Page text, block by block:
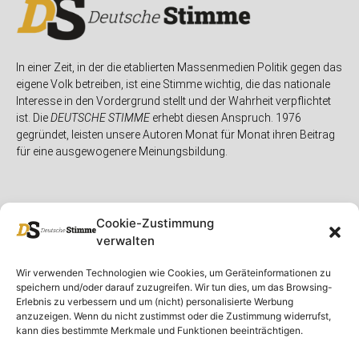
Cookie-Zustimmung
verwalten
Wir verwenden Technologien wie Cookies, um Geräteinformationen zu
speichern und/oder darauf zuzugreifen. Wir tun dies, um das Browsing-
Erlebnis zu verbessern und um (nicht) personalisierte Werbung
anzuzeigen. Wenn du nicht zustimmst oder die Zustimmung widerrufst,
kann dies bestimmte Merkmale und Funktionen beeinträchtigen.
In einer Zeit, in der die etablierten Massenmedien Politik gegen das
eigene Volk betreiben, ist eine Stimme wichtig, die das nationale
Interesse in den Vordergrund stellt und der Wahrheit verpflichtet
ist. DieDEUTSCHE STIMMEerhebt diesen Anspruch. 1976
gegründet, leisten unsere Autoren Monat für Monat ihren Beitrag
für eine ausgewogenere Meinungsbildung.
Unser Magazin
Spenden
Ausgaben
Rubriken
Deutschland
Ausland
Rechtliches
Rechtliche Hinweise
Impressum
Datenschutzerklärung